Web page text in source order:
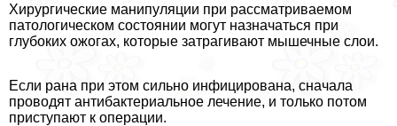
Хирургические манипуляции при рассматриваемом
патологическом состоянии могут назначаться при
глубоких ожогах, которые затрагивают мышечные слои.
Если рана при этом сильно инфицирована, сначала
проводят антибактериальное лечение, и только потом
приступают к операции.